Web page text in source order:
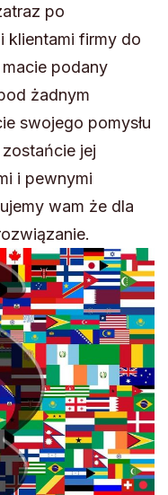
po
klientami firmy do
podany
żadnym
swojego pomysłu
jej
i pewnymi
wam że dla